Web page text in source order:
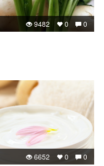
0
0
9482
0
0
6652